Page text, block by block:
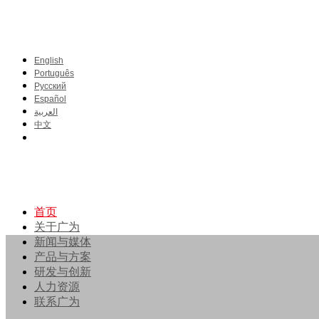
English
Português
Pусский
Español
العربية
中文
首页
关于广为
新闻与媒体
产品与方案
研发与创新
人力资源
联系广为